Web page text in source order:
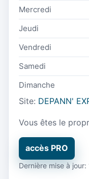
Mercredi
Jeudi
Vendredi
Samedi
Dimanche
Site: DEPANN'
Vous êtes le
accès PRO
Dernière mise à